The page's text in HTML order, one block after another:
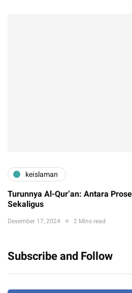
keislaman
Turunnya Al-Qur’an: Antara
Sekaligus
Desember 17, 2024 2 Mins read
Subscribe and Follow